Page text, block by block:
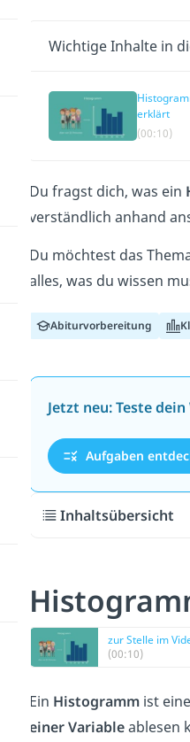
Wichtige Inhalte in
erklärt
(00:10)
Du fragst dich, was ein
verständlich anhand
Du möchtest das
alles, was du wissen
Abiturvorbereitung
Jetzt neu: Teste
Aufgaben
Inhaltsübersicht
zur Stelle im
(00:10)
Ein Histogrammist
einer Variableablesen